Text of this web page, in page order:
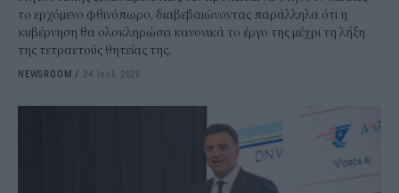
το ερχόμενο φθινόπωρο, διαβεβαιώνοντας παράλληλα ότι η
κυβέρνηση θα ολοκληρώσει κανονικά το έργο της μέχρι τη λήξη
της τετραετούς θητείας της.
NEWSROOM / 24 Ιουλ 2026